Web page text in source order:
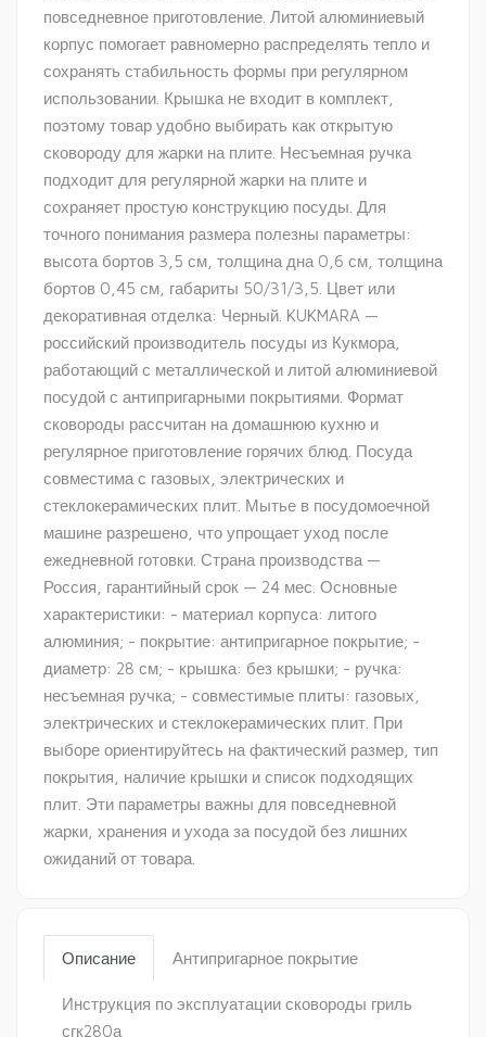
повседневное приготовление. Литой алюминиевый
корпус помогает равномерно распределять тепло и
сохранять стабильность формы при регулярном
использовании. Крышка не входит в комплект,
поэтому товар удобно выбирать как открытую
сковороду для жарки на плите. Несъемная ручка
подходит для регулярной жарки на плите и
сохраняет простую конструкцию посуды. Для
точного понимания размера полезны параметры:
высота бортов 3,5 см, толщина дна 0,6 см, толщина
бортов 0,45 см, габариты 50/31/3,5. Цвет или
декоративная отделка: Черный. KUKMARA —
российский производитель посуды из Кукмора,
работающий с металлической и литой алюминиевой
посудой с антипригарными покрытиями. Формат
сковороды рассчитан на домашнюю кухню и
регулярное приготовление горячих блюд. Посуда
совместима с газовых, электрических и
стеклокерамических плит. Мытье в посудомоечной
машине разрешено, что упрощает уход после
ежедневной готовки. Страна производства —
Россия, гарантийный срок — 24 мес. Основные
характеристики: - материал корпуса: литого
алюминия; - покрытие: антипригарное покрытие; -
диаметр: 28 см; - крышка: без крышки; - ручка:
несъемная ручка; - совместимые плиты: газовых,
электрических и стеклокерамических плит. При
выборе ориентируйтесь на фактический размер, тип
покрытия, наличие крышки и список подходящих
плит. Эти параметры важны для повседневной
жарки, хранения и ухода за посудой без лишних
ожиданий от товара.
Описание Антипригарное покрытие
Инструкция по эксплуатации сковороды гриль
сгк280а